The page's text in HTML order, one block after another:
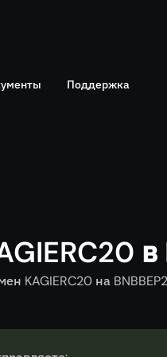
Поддержка
KAGIERC20 на